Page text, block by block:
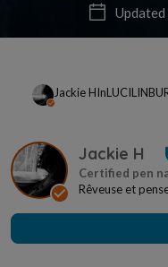
Jackie HIn
Jackie H
Rêveuse et